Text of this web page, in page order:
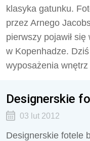
klasyka gatunku.
przez Arnego
pierwszy pojawił
w Kopenhadze.
wyposażenia
Designerskie
03 lut 2012
Designerskie fotele